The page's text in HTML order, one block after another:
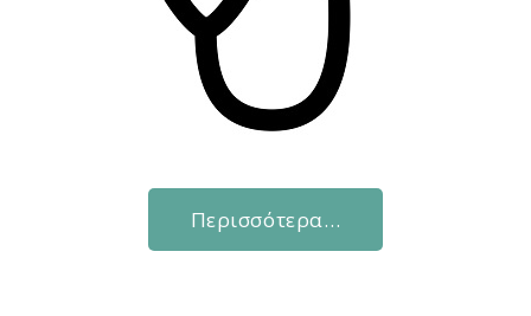
Περισσότερα…